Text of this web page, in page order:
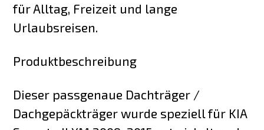
für Alltag, Freizeit und lange
Urlaubsreisen.
Produktbeschreibung
Dieser passgenaue Dachträger /
Dachgepäckträger wurde speziell für KIA